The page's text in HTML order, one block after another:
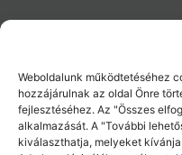
Weboldalunk működtetéséhez
hozzájárulnak az oldal Önre
fejlesztéséhez. Az "Összes
alkalmazását. A "További
kiválaszthatja, melyeket
E-mail: